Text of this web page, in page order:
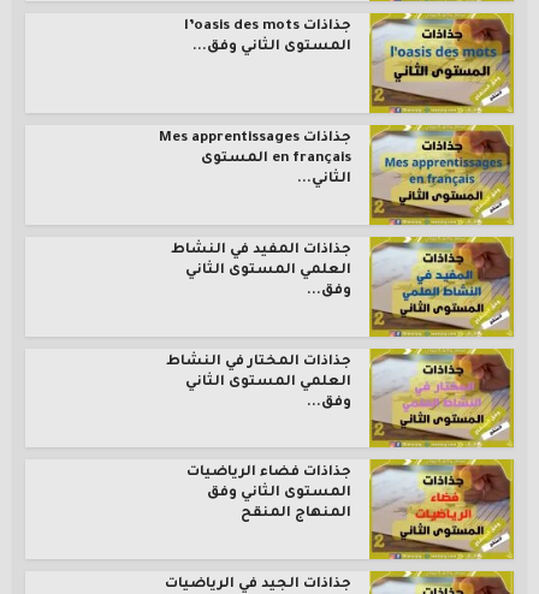
جذاذات l’oasis des mots
المستوى الثاني وفق...
جذاذات Mes apprentissages
en français المستوى
الثاني...
جذاذات المفيد في النشاط
العلمي المستوى الثاني
وفق...
جذاذات المختار في النشاط
العلمي المستوى الثاني
وفق...
جذاذات فضاء الرياضيات
المستوى الثاني وفق
المنهاج المنقح
جذاذات الجيد في الرياضيات